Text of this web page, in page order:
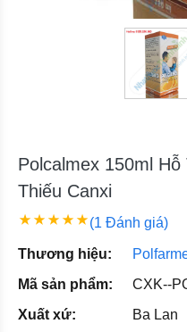
Polcalmex 150ml
Thiếu Canxi
(1 Đánh giá)
Thương hiệu:
Mã sản phẩm:
CXK--
Xuất xứ:
Ba Lan